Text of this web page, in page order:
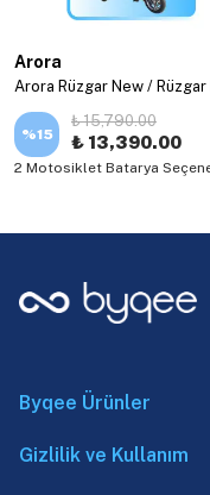
Arora
%15
₺ 15,790.00
₺ 13,390.00
2 Motosiklet Batarya
Byqee Ürünler
Gizlilik ve Kullanım